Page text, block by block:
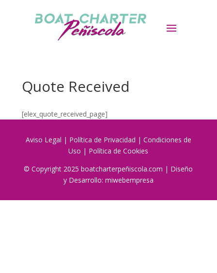
Quote Received
[elex_quote_received_page]
Aviso Legal | Política de Privacidad | Condiciones de
Uso | Política de Cookies
© Copyright 2025 boatcharterpeñiscola.com | Diseño
y Desarrollo: miwebempresa